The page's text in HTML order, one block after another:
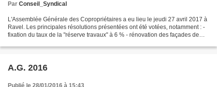
Par Conseil_Syndical
L'Assemblée Générale des Copropriétaires a eu lieu le jeudi 27 avril 2017 à
Ravel. Les principales résolutions présentées ont été votées, notamment : -
fixation du taux de la "réserve travaux" à 6 % - rénovation des façades de
A.G. 2016
Publié le 28/01/2016 à 15:43